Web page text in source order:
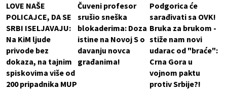
LOVE NAŠE
POLICAJCE, DA SE
SRBI ISELJAVAJU:
Na KiM ljude
privode bez
dokaza, na tajnim
spiskovima više od
200 pripadnika MUP
Čuveni profesor
srušio sneška
blokaderima: Doza
istine na Novoj S o
davanju novca
građanima!
Podgorica će
sarađivati sa OVK!
Bruka za brukom -
stiže nam novi
udarac od "braće":
Crna Gora u
vojnom paktu
protiv Srbije?!